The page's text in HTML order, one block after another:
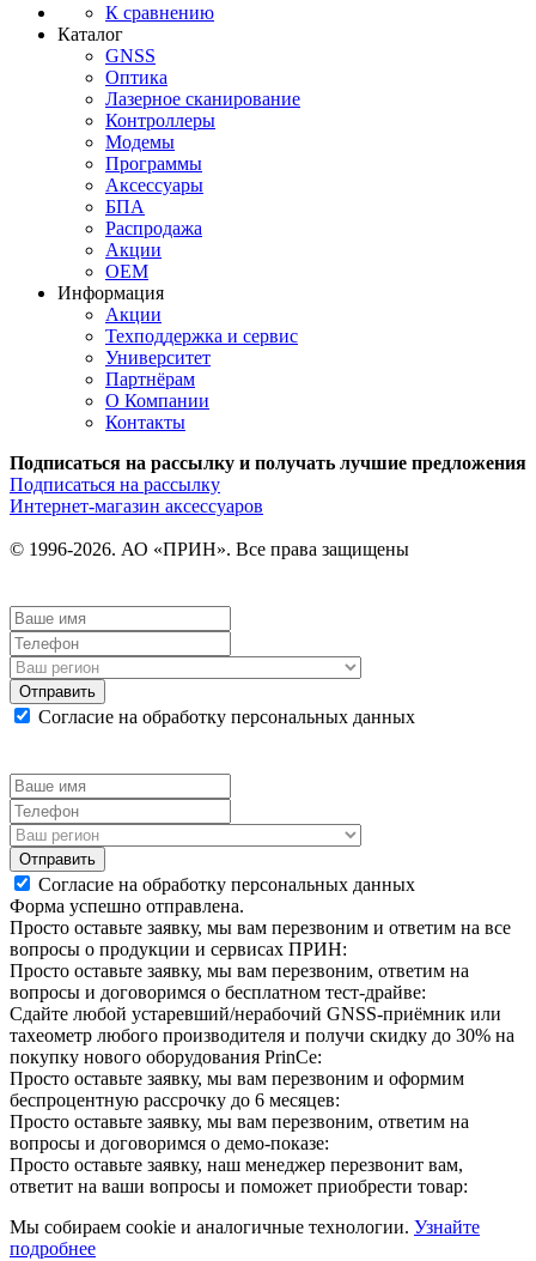
К сравнению
Каталог
GNSS
Оптика
Лазерное сканирование
Контроллеры
Модемы
Программы
Аксеcсуары
БПА
Распродажа
Акции
OEM
Информация
Акции
Техподдержка и сервис
Университет
Партнёрам
О Компании
Контакты
Подписаться на рассылку и получать лучшие предложения
Подписаться на рассылку
Интернет-магазин аксессуаров
© 1996-2026. АО «ПРИН». Все права защищены
Отправить
Согласие на обработку персональных данных
Отправить
Согласие на обработку персональных данных
Форма успешно отправлена.
Просто оставьте заявку, мы вам перезвоним и ответим на все
вопросы о продукции и сервисах ПРИН:
Просто оставьте заявку, мы вам перезвоним, ответим на
вопросы и договоримся о бесплатном тест-драйве:
Сдайте любой устаревший/нерабочий GNSS-приёмник или
тахеометр любого производителя и получи скидку до 30% на
покупку нового оборудования PrinCe:
Просто оставьте заявку, мы вам перезвоним и оформим
беспроцентную рассрочку до 6 месяцев:
Просто оставьте заявку, мы вам перезвоним, ответим на
вопросы и договоримся о демо-показе:
Просто оставьте заявку, наш менеджер перезвонит вам,
ответит на ваши вопросы и поможет приобрести товар:
Мы собираем cookie и аналогичные технологии. Узнайте
подробнее